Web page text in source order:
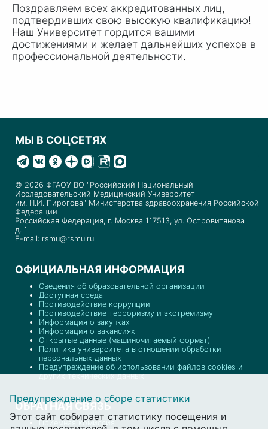
Поздравляем всех аккредитованных лиц,
подтвердивших свою высокую квалификацию!
Наш Университет гордится вашими
достижениями и желает дальнейших успехов в
профессиональной деятельности.
МЫ В СОЦСЕТЯХ
© 2026 ФГАОУ ВО "Российский Национальный
Исследовательский Медицинский Университет
им. Н.И. Пирогова" Министерства здравоохранения Российской
Федерации
Российская Федерация, г. Москва 117513, ул. Островитянова
д. 1
E-mail: rsmu@rsmu.ru
ОФИЦИАЛЬНАЯ ИНФОРМАЦИЯ
Сведения об образовательной организации
Доступная среда
Противодействие коррупции
Противодействие терроризму и экстремизму
Информация о закупках
Информация о вакансиях
Открытые данные (машиночитаемый формат)
Политика университета в отношении обработки
персональных данных
Предупреждение об использовании файлов cookies и
других технических данных
ОБРАТНАЯ СВЯЗЬ
Приемная комиссия
Предупреждение о сборе статистики
Этот сайт собирает статистику посещения и